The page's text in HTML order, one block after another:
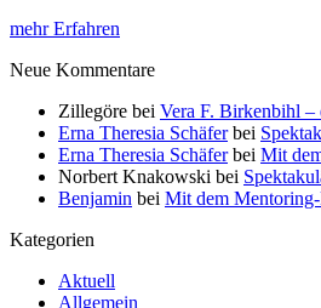
mehr Erfahren
Neue Kommentare
Zillegöre bei Vera F. Birkenbihl –
Erna Theresia Schäferbei
Erna Theresia Schäferbei Mit
Norbert Knakowski bei
Benjamin bei Mit dem
Kategorien
Aktuell
Allgemein